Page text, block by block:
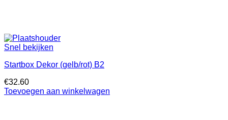
Snel bekijken
Startbox Dekor (gelb/rot) B2
€32.60
Toevoegen aan winkelwagen